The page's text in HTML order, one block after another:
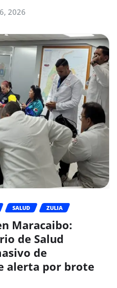
2026
SALUD ZULIA
Maracaibo:
de Salud
de
alerta por brote